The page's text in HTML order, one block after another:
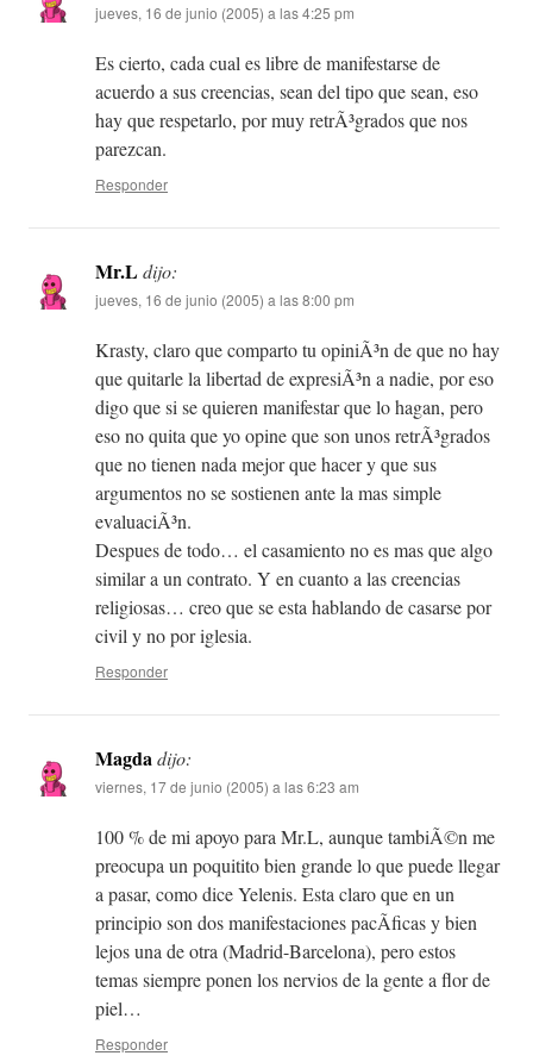
jueves, 16 de junio (2005) a las 4:25 pm
Es cierto, cada cual es libre de manifestarse de
acuerdo a sus creencias, sean del tipo que sean, eso
hay que respetarlo, por muy retrÃ³grados que nos
parezcan.
Responder
Mr.Ldijo:
jueves, 16 de junio (2005) a las 8:00 pm
Krasty, claro que comparto tu opiniÃ³n de que no hay
que quitarle la libertad de expresiÃ³n a nadie, por eso
digo que si se quieren manifestar que lo hagan, pero
eso no quita que yo opine que son unos retrÃ³grados
que no tienen nada mejor que hacer y que sus
argumentos no se sostienen ante la mas simple
evaluaciÃ³n.
Despues de todo… el casamiento no es mas que algo
similar a un contrato. Y en cuanto a las creencias
religiosas… creo que se esta hablando de casarse por
civil y no por iglesia.
Responder
Magdadijo:
viernes, 17 de junio (2005) a las 6:23 am
100 % de mi apoyo para Mr.L, aunque tambiÃ©n me
preocupa un poquitito bien grande lo que puede llegar
a pasar, como dice Yelenis. Esta claro que en un
principio son dos manifestaciones pacÃ­ficas y bien
lejos una de otra (Madrid-Barcelona), pero estos
temas siempre ponen los nervios de la gente a flor de
piel…
Responder